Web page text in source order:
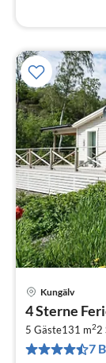
Kungälv
4 Sterne
5 Gäste131 m22
7